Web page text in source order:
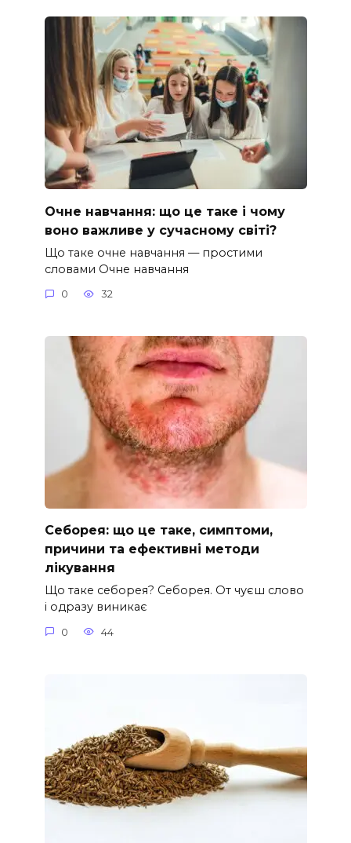
Очне навчання: що це таке і чому
воно важливе у сучасному світі?
Що таке очне навчання — простими
словами Очне навчання
0 32
Себорея: що це таке, симптоми,
причини та ефективні методи
лікування
Що таке себорея? Себорея. От чуєш слово
і одразу виникає
0 44